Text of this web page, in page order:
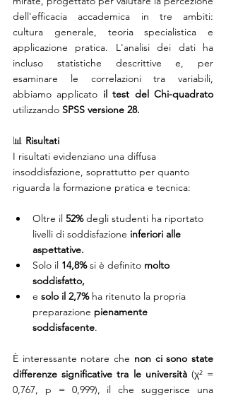
dell'efficacia accademica in tre ambiti:
cultura generale, teoria specialistica e
applicazione pratica. L'analisi dei dati ha
incluso statistiche descrittive e, per
esaminare le correlazioni tra variabili,
abbiamo applicato il test del Chi-quadrato
utilizzando SPSS versione 28.
📊 Risultati
I risultati evidenziano una diffusa
insoddisfazione, soprattutto per quanto
riguarda la formazione pratica e tecnica:
Oltre il 52% degli studenti ha riportato
livelli di soddisfazione inferiori alle
aspettative.
Solo il 14,8% si è definito molto
soddisfatto,
e solo il 2,7% ha ritenuto la propria
preparazione pienamente
soddisfacente.
È interessante notare che non ci sono state
differenze significative tra le università (χ² =